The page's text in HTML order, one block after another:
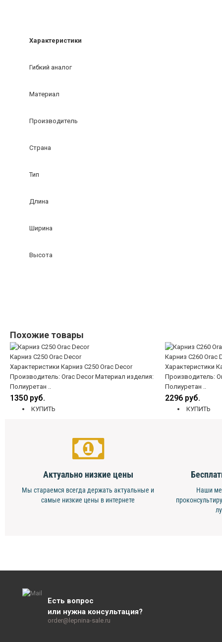
Характеристики
Гибкий аналог
Материал
Производитель
Страна
Тип
Длина
Ширина
Высота
Похожие товары
Карниз C250 Orac Decor
Характеристики Карниз C250 Orac Decor
Производитель: Orac Decor Материал изделия:
Полиуретан ..
1350 руб.
КУПИТЬ
Карниз C260 Orac
Характеристики
Производитель:
Полиуретан ..
2296 руб.
КУПИТЬ
Актуально низкие цены
Мы стараемся всегда держать актуальные и
самые низкие цены в интернете
Наши
Есть вопрос
или нужна консультация?
order@lepnina-sale.ru